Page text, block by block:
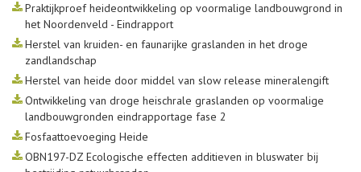
Praktijkproef heideontwikkeling op voormalige landbouwgrond in
het Noordenveld - Eindrapport
Herstel van kruiden- en faunarijke graslanden in het droge
zandlandschap
Herstel van heide door middel van slow release mineralengift
Ontwikkeling van droge heischrale graslanden op voormalige
landbouwgronden eindrapportage fase 2
Fosfaattoevoeging Heide
OBN197-DZ Ecologische effecten additieven in bluswater bij